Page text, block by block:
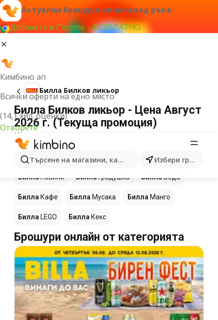
Актуални брошури винаги под ръка
Добавете в Chrome – БЕЗПЛАТНО
Кимбино ап
Всички оферти на едно място
(14,1 хил. оценки)
Отворете
Търсене на магазини, категории, продукти...Избери град
Билла Билков ликьор
Билла Билков ликьор - Цена Август
2026 г. (Текуща промоция)
Не можахме да намерим резултати за този
термин.
Още продукти в магазините Билла
БиллаНовини БиллаГрадушка БиллаВода
Билла Кафе Билла Мусака Билла Манго
Билла LEGO Билла Кекс
Брошури онлайн от категорията